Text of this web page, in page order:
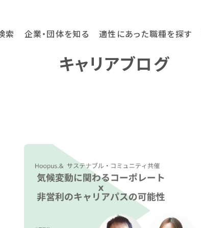
索 企業・団体を知る 適性にあった職種を探す
キャリアブログ